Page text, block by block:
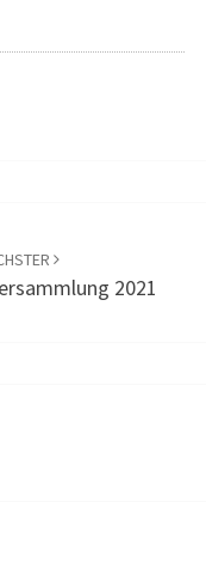
2021